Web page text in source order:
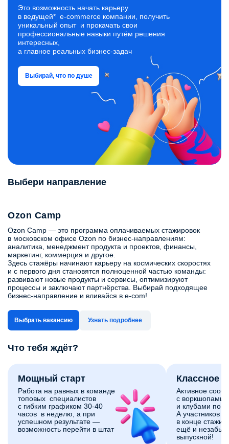
процессах: приёмка, размещение, отбор, упаковка
и отгрузка.
Это возможность начать карьеру
в ведущей* e‑commerce компании, получить
уникальный опыт и прокачать свои
профессиональные навыки путём решения
интересных,
а главное реальных бизнес‑задач
Выбирай, что по душе
Выбери направление
Ozon Camp
Ozon Camp — это программа оплачиваемых стажировок
в московском офисе Ozon по бизнес‑направлениям:
аналитика, менеджмент продукта и проектов, финансы,
маркетинг, коммерция и другое.
Здесь стажёры начинают карьеру на космических скоростях
и с первого дня становятся полноценной частью команды:
развивают новые продукты и сервисы, оптимизируют
процессы и заключают партнёрства. Выбирай подходящее
бизнес-направление и вливайся в e-com!
Выбрать вакансию Узнать подробнее
Что тебя ждёт?
Мощный старт
Работа на равных в команде
топовых специалистов
с гибким графиком 30-40
часов в неделю, а при
успешном результате —
возможность перейти в штат
Классное
Активное
с
и клубами по
А участников
в конце
ещё и
выпускной!